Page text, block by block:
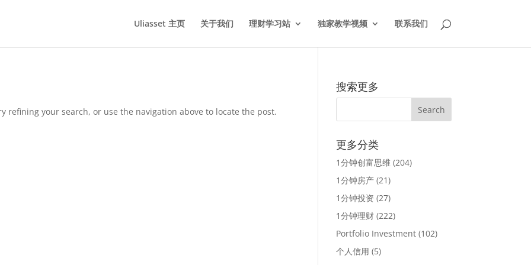
Uliasset 主页 关于我们 理财学习站 独家教学视频 联系我们
refining your search, or use the navigation above to locate the post.
搜索更多
更多分类
1分钟创富思维 (204)
1分钟房产 (21)
1分钟投资 (27)
1分钟理财 (222)
Portfolio Investment (102)
个人信用 (5)